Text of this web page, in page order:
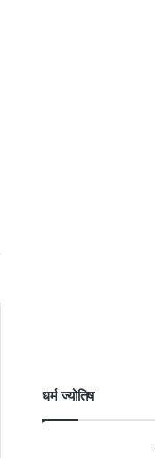
धर्म ज्योतिष